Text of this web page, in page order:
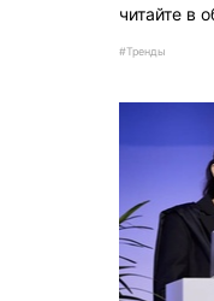
читайте в
#Тренды